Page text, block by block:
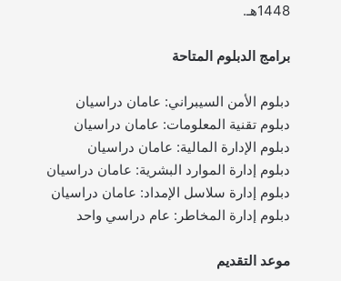
1448هـ.
برامج الدبلوم المتاحة
دبلوم الأمن السيبراني: عامان دراسيان
دبلوم تقنية المعلومات: عامان دراسيان
دبلوم الإدارة المالية: عامان دراسيان
دبلوم إدارة الموارد البشرية: عامان دراسيان
دبلوم إدارة سلاسل الإمداد: عامان دراسيان
دبلوم إدارة المخاطر: عام دراسي واحد
موعد التقديم